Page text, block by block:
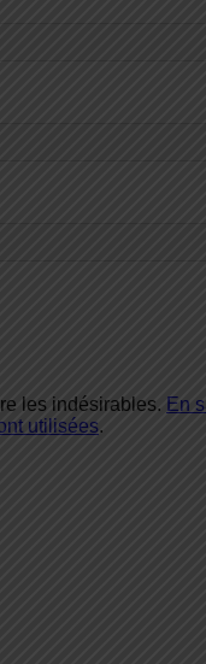
les indésirables. En
utilisées.